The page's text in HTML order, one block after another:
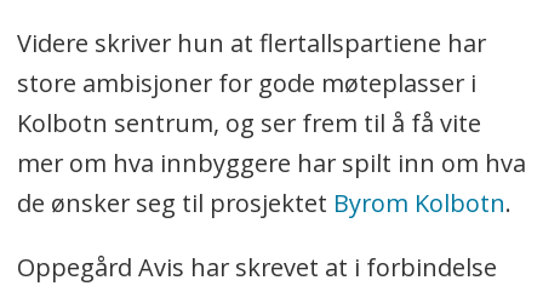
Videre skriver hun at flertallspartiene har
store ambisjoner for gode møteplasser i
Kolbotn sentrum, og ser frem til å få vite
mer om hva innbyggere har spilt inn om hva
de ønsker seg til prosjektet Byrom Kolbotn.
Oppegård Avis har skrevet at i forbindelse